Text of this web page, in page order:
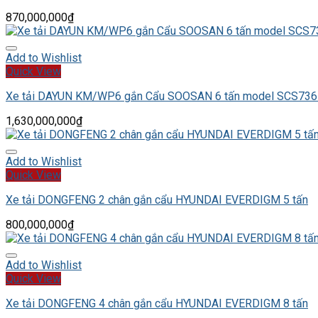
870,000,000₫
Add to Wishlist
Quick View
Xe tải DAYUN KM/WP6 gắn Cẩu SOOSAN 6 tấn model
1,630,000,000₫
Add to Wishlist
Quick View
Xe tải DONGFENG 2 chân gắn cẩu HYUNDAI EVERDIGM 5 tấn
800,000,000₫
Add to Wishlist
Quick View
Xe tải DONGFENG 4 chân gắn cẩu HYUNDAI EVERDIGM 8 tấn